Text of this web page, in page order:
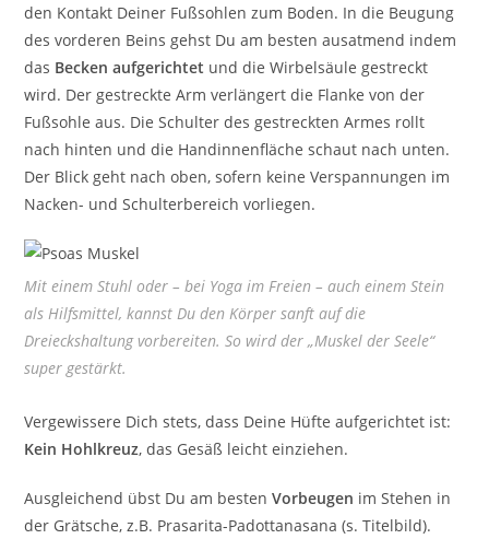
den Kontakt Deiner Fußsohlen zum Boden. In die Beugung
des vorderen Beins gehst Du am besten ausatmend indem
das Becken aufgerichtet und die Wirbelsäule gestreckt
wird. Der gestreckte Arm verlängert die Flanke von der
Fußsohle aus. Die Schulter des gestreckten Armes rollt
nach hinten und die Handinnenfläche schaut nach unten.
Der Blick geht nach oben, sofern keine Verspannungen im
Nacken- und Schulterbereich vorliegen.
Mit einem Stuhl oder – bei Yoga im Freien – auch einem Stein
als Hilfsmittel, kannst Du den Körper sanft auf die
Dreieckshaltung vorbereiten. So wird der „Muskel der Seele“
super gestärkt.
Vergewissere Dich stets, dass Deine Hüfte aufgerichtet ist:
Kein Hohlkreuz, das Gesäß leicht einziehen.
Ausgleichend übst Du am bestenVorbeugen im Stehen in
der Grätsche, z.B. Prasarita-Padottanasana (s. Titelbild).